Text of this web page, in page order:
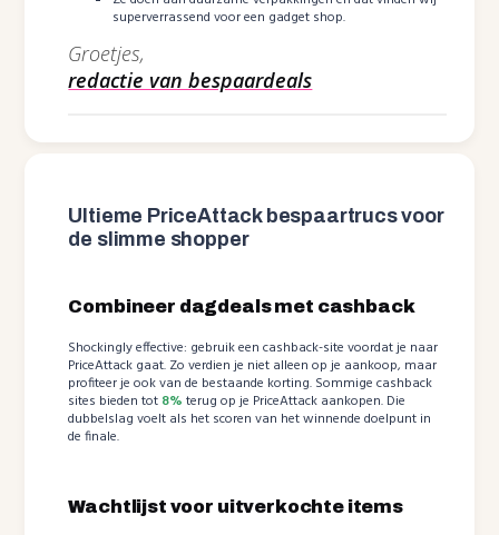
superverrassend voor een gadget shop.
Groetjes,
redactie van bespaardeals
Ultieme PriceAttack bespaartrucs voor
de slimme shopper
Combineer dagdeals met cashback
Shockingly effective: gebruik een cashback-site voordat je naar
PriceAttack gaat. Zo verdien je niet alleen op je aankoop, maar
profiteer je ook van de bestaande korting. Sommige cashback
sites bieden tot 8% terug op je PriceAttack aankopen. Die
dubbelslag voelt als het scoren van het winnende doelpunt in
de finale.
Wachtlijst voor uitverkochte items